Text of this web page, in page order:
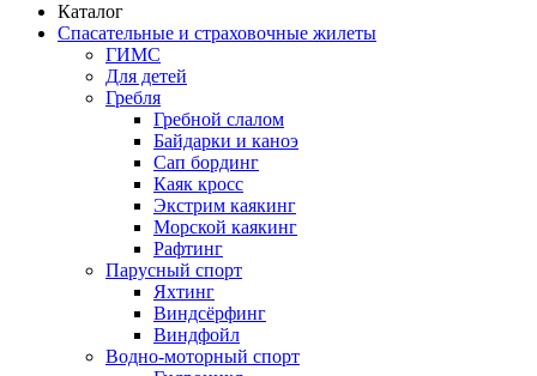
Каталог
Спасательные и страховочные жилеты
ГИМС
Для детей
Гребля
Гребной слалом
Байдарки и каноэ
Сап бординг
Каяк кросс
Экстрим каякинг
Морской каякинг
Рафтинг
Парусный спорт
Яхтинг
Виндсёрфинг
Виндфойл
Водно-моторный спорт